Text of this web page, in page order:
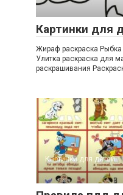
Картинки для
Жираф раскраска Рыбка
Улитка раскраска для
раскрашивания
Картинки для детей